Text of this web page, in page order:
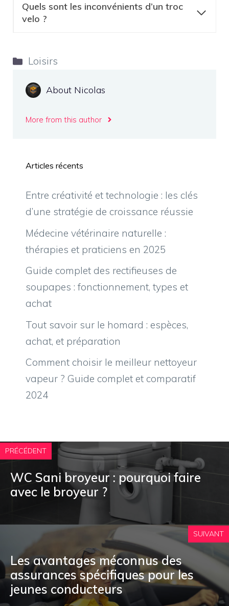
Quels sont les inconvénients d’un troc
velo ?
Catégories
Loisirs
About Nicolas
More from this author
Articles récents
Entre créativité et technologie : les clés
d’une stratégie de croissance réussie
Médecine vétérinaire naturelle :
thérapies et praticiens en 2025
Guide complet des rectifieuses de
soupapes : fonctionnement, types et
achat
Tout savoir sur le homard : espèces,
achat, et préparation
Comment choisir le meilleur nettoyeur
vapeur ? Guide complet et comparatif
2024
PRÉCÉDENT
WC Sani broyeur : pourquoi faire
avec le broyeur ?
SUIVANT
Les avantages méconnus des
assurances spécifiques pour les
jeunes conducteurs